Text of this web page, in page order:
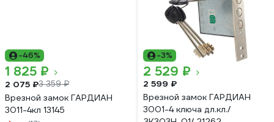
-46%
1 825 ₽
2 075 ₽3 359 ₽
Врезной замок ГАРДИАН
3011-4кл 13145
-3%
2 529 ₽
2 599 ₽
Врезной замок ГАРДИАН
3001-4 ключа дл.кл./